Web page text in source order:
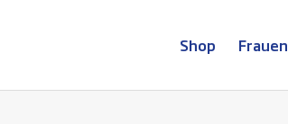
Shop Frauen